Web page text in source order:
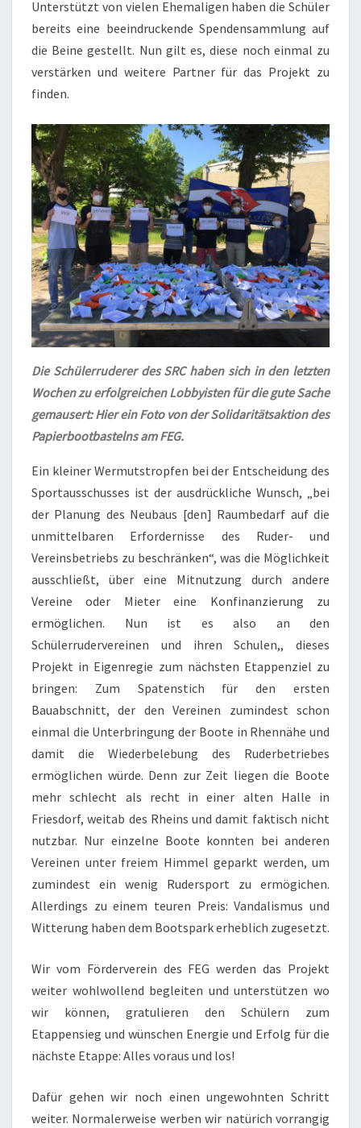
Unterstützt von vielen Ehemaligen haben die Schüler
bereits eine beeindruckende Spendensammlung auf
die Beine gestellt. Nun gilt es, diese noch einmal zu
verstärken und weitere Partner für das Projekt zu
finden.
Die Schülerruderer des SRC haben sich in den letzten
Wochen zu erfolgreichen Lobbyisten für die gute Sache
gemausert: Hier ein Foto von der Solidaritätsaktion des
Papierbootbastelns am FEG.
Ein kleiner Wermutstropfen bei der Entscheidung des
Sportausschusses ist der ausdrückliche Wunsch, „bei
der Planung des Neubaus [den] Raumbedarf auf die
unmittelbaren Erfordernisse des Ruder- und
Vereinsbetriebs zu beschränken“, was die Möglichkeit
ausschließt, über eine Mitnutzung durch andere
Vereine oder Mieter eine Konfinanzierung zu
ermöglichen. Nun ist es also an den
Schülerrudervereinen und ihren Schulen,, dieses
Projekt in Eigenregie zum nächsten Etappenziel zu
bringen: Zum Spatenstich für den ersten
Bauabschnitt, der den Vereinen zumindest schon
einmal die Unterbringung der Boote in Rhennähe und
damit die Wiederbelebung des Ruderbetriebes
ermöglichen würde. Denn zur Zeit liegen die Boote
mehr schlecht als recht in einer alten Halle in
Friesdorf, weitab des Rheins und damit faktisch nicht
nutzbar. Nur einzelne Boote konnten bei anderen
Vereinen unter freiem Himmel geparkt werden, um
zumindest ein wenig Rudersport zu ermögichen.
Allerdings zu einem teuren Preis: Vandalismus und
Witterung haben dem Bootspark erheblich zugesetzt.
Wir vom Förderverein des FEG werden das Projekt
weiter wohlwollend begleiten und unterstützen wo
wir können, gratulieren den Schülern zum
Etappensieg und wünschen Energie und Erfolg für die
nächste Etappe: Alles voraus und los!
Dafür gehen wir noch einen ungewohnten Schritt
weiter. Normalerweise werben wir natürich vorrangig